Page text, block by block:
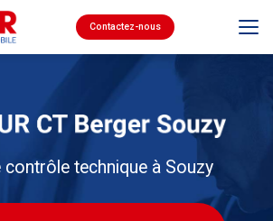
Contactez-nous
contrôle technique à Souzy